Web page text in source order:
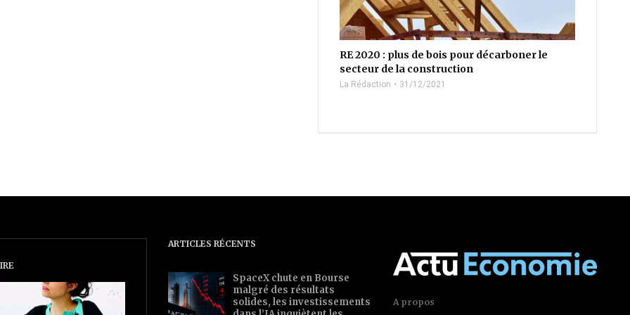
RE 2020 : plus de bois pour décarboner le
secteur de la construction
La Rédaction 31/12/2021
ARTICLES RÉCENTS
SpaceX chute en Bourse
malgré des résultats
solides, les investissements
A propos